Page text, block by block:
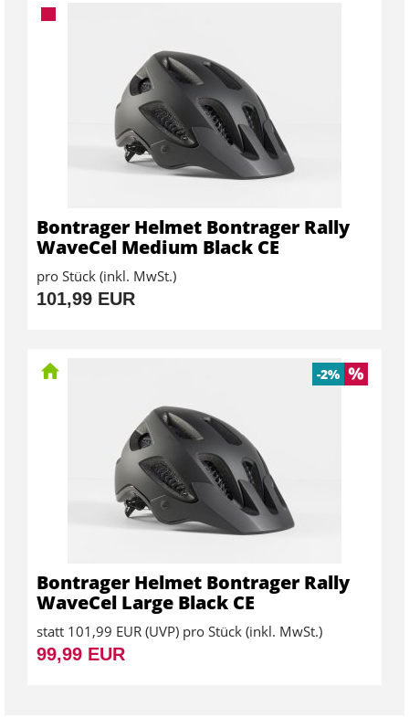
Bontrager Helmet Bontrager Rally
WaveCel Medium Black CE
pro Stück (inkl. MwSt.)
101,99 EUR
-2%
Bontrager Helmet Bontrager Rally
WaveCel Large Black CE
statt 101,99 EUR (UVP) pro Stück (inkl. MwSt.)
99,99 EUR